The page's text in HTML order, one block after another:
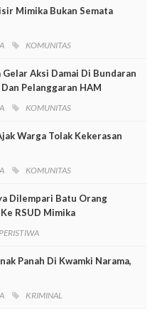
Mimika Bukan Semata
KOMUNITAS
Aksi Damai Di Bundaran
Pelanggaran HAM
KOMUNITAS
Warga Tolak Kekerasan
KOMUNITAS
Dilempari Batu Orang
RSUD Mimika
PERISTIWA
Panah Di Kwamki Narama,
KRIMINAL